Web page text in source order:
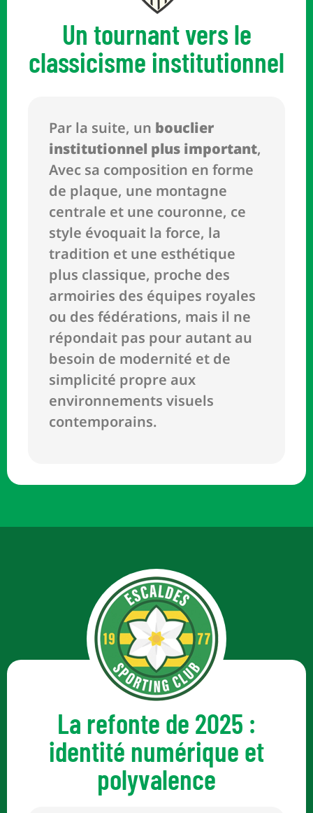
Un tournant vers le
classicisme institutionnel
Par la suite, un bouclier
institutionnel plus important,
Avec sa composition en forme
de plaque, une montagne
centrale et une couronne, ce
style évoquait la force, la
tradition et une esthétique
plus classique, proche des
armoiries des équipes royales
ou des fédérations, mais il ne
répondait pas pour autant au
besoin de modernité et de
simplicité propre aux
environnements visuels
contemporains.
La refonte de 2025 :
identité numérique et
polyvalence